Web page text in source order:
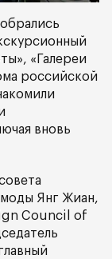
«Галереи
российской
вновь
Янг Жиан,
Council of